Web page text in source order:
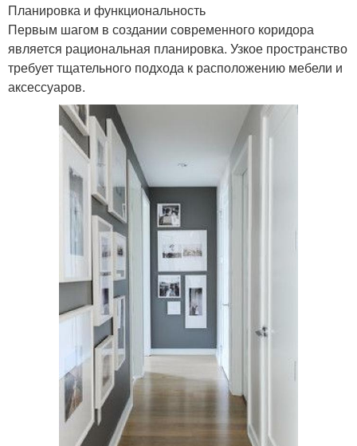
Планировка и функциональность
Первым шагом в создании современного коридора
является рациональная планировка. Узкое пространство
требует тщательного подхода к расположению мебели и
аксессуаров.